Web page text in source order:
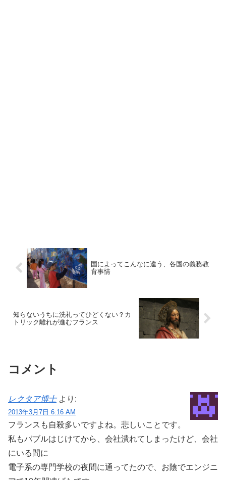
国によってこんなに違う、各国の義務教
育事情
知らないうちに洗礼ってひどくない？カ
トリック離れが進むフランス
コメント
レクタア博士 より:
2013年3月7日 6:16 AM
フランスも自殺多いですよね。悲しいことです。
私もバブルはじけてから、会社潰れてしまったけど、会社
にいる間に
電子系の専門学校の夜間に通ってたので、お陰でエンジニ